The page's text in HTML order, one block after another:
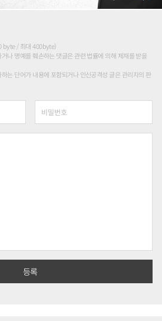
byte / 최대 400byte)
나 명예를 훼손하는 댓글은 관련 법률에 의해 제재를 받을
는 단어가 내용에 포함되거나 인신공격성 글은 관리자의 판